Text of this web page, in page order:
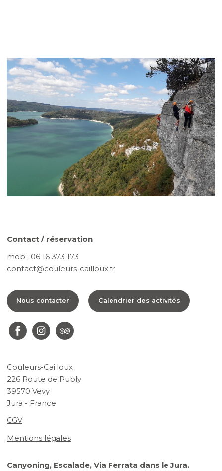
Contact / réservation
mob. 06 16 373 173
contact@couleurs-cailloux.fr
Nous contacter Calendrier des activités
Couleurs-Cailloux
226 Route de Publy
39570 Vevy
Jura - France
CGV
Mentions légales
Canyoning, Escalade, Via Ferrata dans le Jura.